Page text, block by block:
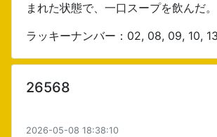
まれた状態で、一口スープを飲んだ。
ラッキーナンバー：02, 08, 09, 10,
26568
2026-05-08 18:38:10